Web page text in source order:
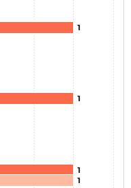
1
1
1
1